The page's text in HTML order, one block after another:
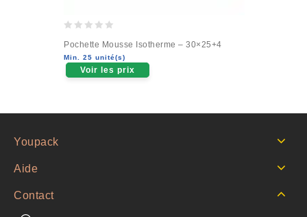
out
of
5
Pochette Mousse Isotherme – 30×25+4
Min. 25 unité(s)
Voir les prix
Youpack
Aide
Contact